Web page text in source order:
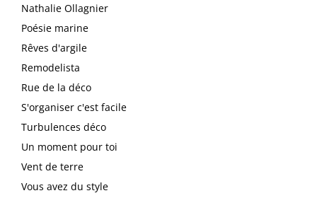
Nathalie Ollagnier
Poésie marine
Rêves d'argile
Remodelista
Rue de la déco
S'organiser c'est facile
Turbulences déco
Un moment pour toi
Vent de terre
Vous avez du style